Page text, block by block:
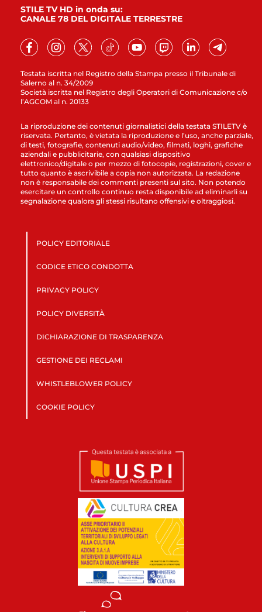
Testata iscritta nel Registro della Stampa presso il Tribunale di
Salerno al n. 34/2009
Società iscritta nel Registro degli Operatori di Comunicazione c/o
l’AGCOM al n. 20133
STILE TV HD in onda su:
CANALE 78 DEL DIGITALE TERRESTRE
La riproduzione dei contenuti giornalistici della testata STILETV è
riservata. Pertanto, è vietata la riproduzione e l’uso, anche parziale,
di testi, fotografie, contenuti audio/video, filmati, loghi, grafiche
aziendali e pubblicitarie, con qualsiasi dispositivo
elettronico/digitale o per mezzo di fotocopie, registrazioni, cover e
tutto quanto è ascrivibile a copia non autorizzata. La redazione
non è responsabile dei commenti presenti sul sito. Non potendo
esercitare un controllo continuo resta disponibile ad eliminarli su
segnalazione qualora gli stessi risultano offensivi e oltraggiosi.
POLICY EDITORIALE
CODICE ETICO CONDOTTA
PRIVACY POLICY
POLICY DIVERSITÀ
DICHIARAZIONE DI TRASPARENZA
GESTIONE DEI RECLAMI
WHISTLEBLOWER POLICY
COOKIE POLICY